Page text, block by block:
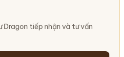
Dragon tiếp nhận và tư vấn